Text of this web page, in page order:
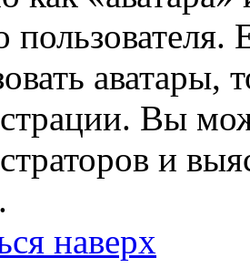
аватары,
Вы
и
наверх